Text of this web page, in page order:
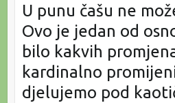
U punu čašu ne
Ovo je jedan od
bilo kakvih
kardinalno
djelujemo pod